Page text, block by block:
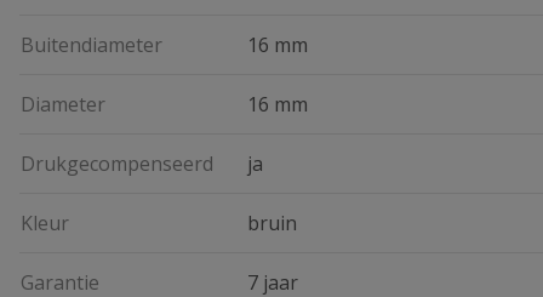
Buitendiameter 16 mm
Diameter 16 mm
Drukgecompenseerd ja
Kleur bruin
Garantie 7 jaar